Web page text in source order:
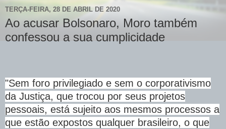
TERÇA-FEIRA, 28 DE ABRIL DE 2020
Ao acusar Bolsonaro, Moro também
confessou a sua cumplicidade
"Sem foro privilegiado e sem o corporativismo
da Justiça, que trocou por seus projetos
pessoais, está sujeito aos mesmos processos a
que estão expostos qualquer brasileiro, o que